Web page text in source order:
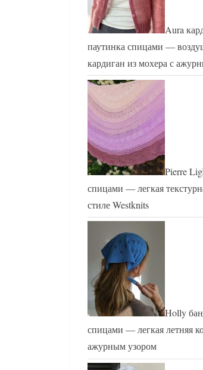
Aura
паутинка спицами —
кардиган из мохера с
Pierre
спицами — легкая
стиле Westknits
Holly
спицами — легкая летняя
ажурным узором